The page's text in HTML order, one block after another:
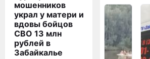
мошенников
украл у матери и
вдовы бойцов
СВО 13 млн
рублей в
Забайкалье